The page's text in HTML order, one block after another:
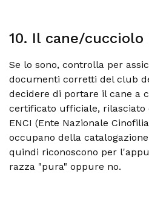
10. Il cane/cucciolo
Se lo sono, controlla per
documenti corretti del club
decidere di portare il cane a
certificato ufficiale, rilasciato
ENCI (Ente Nazionale
occupano della
quindi riconoscono per
razza "pura" oppure no.